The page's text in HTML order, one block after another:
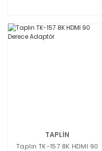
TAPLİN
Taplin TK-157 8K HDMI 90